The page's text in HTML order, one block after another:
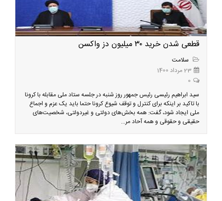
قطعی شدن خرید ۳۰ میلیون دز واکسن
سلامت
23 مرداد 1400
0
سید ابراهیم رئیسی رئیس جمهور روز شنبه در جلسه ستاد ملی مقابله با کرونا
با تاکید بر اینکه برای کنترل و توقف شیوع کرونا حتما باید یک عزم و اجماع
ملی ایجاد شود، گفت: همه بخش‌های دولتی و غیردولتی، شخصیت‌های
حقیقی و حقوقی و همه آحاد مر...